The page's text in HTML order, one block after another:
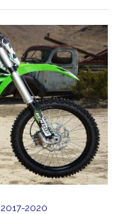
2017-2020